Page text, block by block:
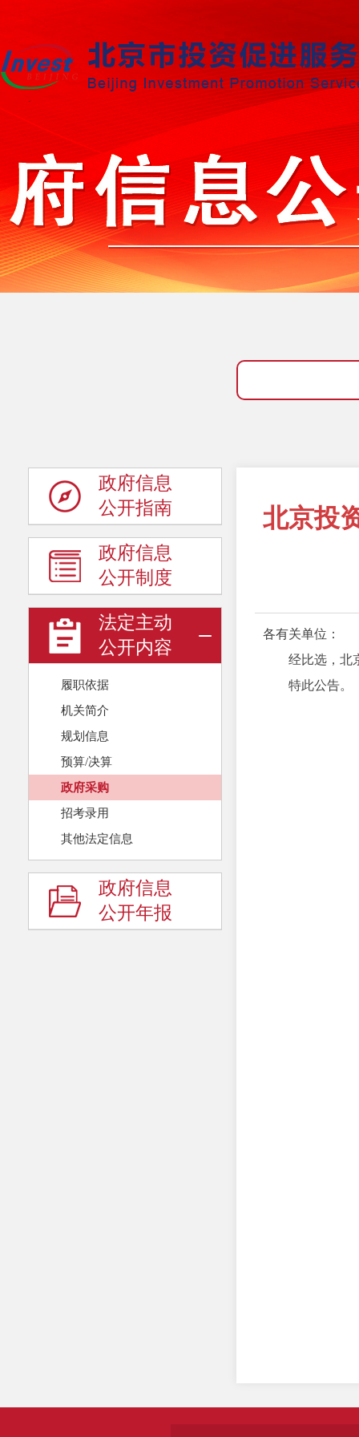
政府信息
公开指南
政府信息
公开制度
法定主动
公开内容
履职依据
机关简介
规划信息
预算/决算
政府采购
招考录用
其他法定信息
政府信息
公开年报
北京投
各有关单位：
经比选，北
特此公告。